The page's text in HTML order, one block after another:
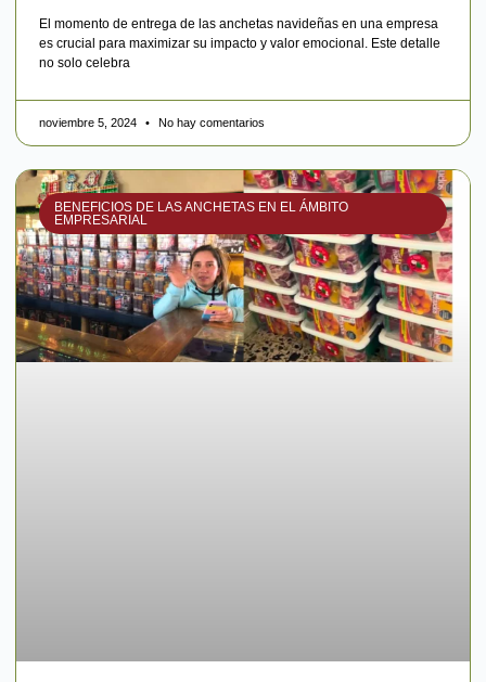
El momento de entrega de las anchetas navideñas en una empresa
es crucial para maximizar su impacto y valor emocional. Este detalle
no solo celebra
noviembre 5, 2024 No hay comentarios
BENEFICIOS DE LAS ANCHETAS EN EL ÁMBITO
EMPRESARIAL